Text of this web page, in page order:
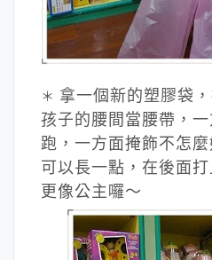
＊ 拿一個新的塑膠袋
孩子的腰間當腰帶，
跑，一方面掩飾不怎
可以長一點，在後面打
更像公主囉～